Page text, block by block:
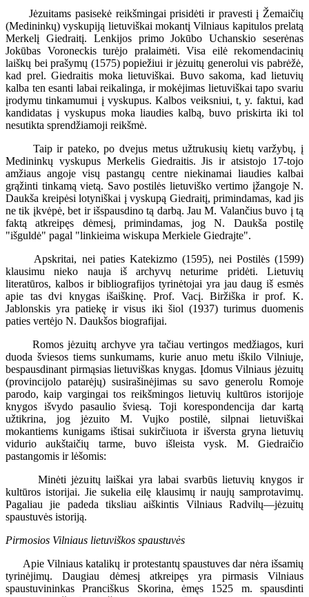
Jėzuitams pasisekė reikšmingai prisidėti ir pravesti į Žemaičių
(Medininkų) vyskupiją lietuviškai mokantį Vilniaus kapitulos prelatą
Merkelį Giedraitį. Lenkijos primo Jokūbo Uchanskio seserėnas
Jokūbas Voroneckis turėjo pralaimėti. Visa eilė rekomendacinių
laiškų bei prašymų (1575) popiežiui ir jėzuitų generolui vis pabrėžė,
kad prel. Giedraitis moka lietuviškai. Buvo sakoma, kad lietuvių
kalba ten esanti labai reikalinga, ir mokėjimas lietuviškai tapo svariu
įrodymu tinkamumui į vyskupus. Kalbos veiksniui, t, y. faktui, kad
kandidatas į vyskupus moka liaudies kalbą, buvo priskirta iki tol
nesutikta sprendžiamoji reikšmė.
Taip ir pateko, po dvejus metus užtrukusių kietų varžybų, į
Medininkų vyskupus Merkelis Giedraitis. Jis ir atsistojo 17-tojo
amžiaus angoje visų pastangų centre niekinamai liaudies kalbai
grąžinti tinkamą vietą. Savo postilės lietuviško vertimo įžangoje N.
Daukša kreipėsi lotyniškai į vyskupą Giedraitį, primindamas, kad jis
ne tik įkvėpė, bet ir išspausdino tą darbą. Jau M. Valančius buvo į tą
faktą atkreipęs dėmesį, primindamas, jog N. Daukša postilę
"išguldė" pagal "linkieima wiskupa Merkiele Giedrajte".
Apskritai, nei paties Katekizmo (1595), nei Postilės (1599)
klausimu nieko nauja iš archyvų neturime pridėti. Lietuvių
literatūros, kalbos ir bibliografijos tyrinėtojai yra jau daug iš esmės
apie tas dvi knygas išaiškinę. Prof. Vacį. Biržiška ir prof. K.
Jablonskis yra patiekę ir visus iki šiol (1937) turimus duomenis
paties vertėjo N. Daukšos biografijai.
Romos jėzuitų archyve yra tačiau vertingos medžiagos, kuri
duoda šviesos tiems sunkumams, kurie anuo metu iškilo Vilniuje,
bespausdinant pirmąsias lietuviškas knygas. Įdomus Vilniaus jėzuitų
(provincijolo patarėjų) susirašinėjimas su savo generolu Romoje
parodo, kaip vargingai tos reikšmingos lietuvių kultūros istorijoje
knygos išvydo pasaulio šviesą. Toji korespondencija dar kartą
užtikrina, jog jėzuito M. Vujko postilė, silpnai lietuviškai
mokantiems kunigams ištisai sukirčiuota ir išversta gryna lietuvių
vidurio aukštaičių tarme, buvo išleista vysk. M. Giedraičio
pastangomis ir lėšomis:
Minėti jėzuitų laiškai yra labai svarbūs lietuvių knygos ir
kultūros istorijai. Jie sukelia eilę klausimų ir naujų samprotavimų.
Pagaliau jie padeda tiksliau aiškintis Vilniaus Radvilų—jėzuitų
spaustuvės istoriją.
Pirmosios Vilniaus lietuviškos spaustuvės
Apie Vilniaus katalikų ir protestantų spaustuves dar nėra išsamių
tyrinėjimų. Daugiau dėmesį atkreipęs yra pirmasis Vilniaus
spaustuvininkas Pranciškus Skorina, ėmęs 1525 m. spausdinti